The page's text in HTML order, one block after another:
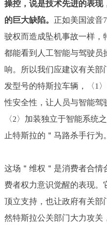
操控，说是技术先进的表现
的巨大缺陷。 正如美国波音
驶权而造成坠机事故一样，
都能看到人工智能与驾驶员
响。所以我们应建议有关部
发型号的特斯拉车辆，〈1
性安全性，让人员与智能驾
〈2〉加装独立于智能系统
止特斯拉的＂马路杀手行为。
这场＂维权＂是消费者合情
费者权力意识觉醒的表现
顶立支持，也让政府有关部
然特斯拉公关部门大力攻关